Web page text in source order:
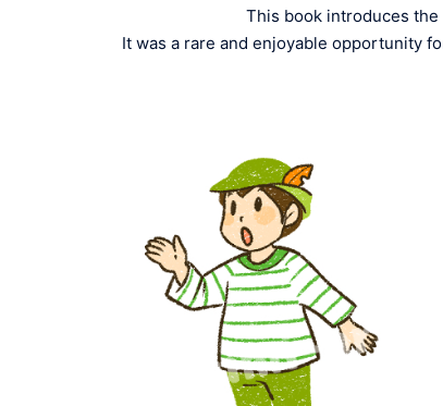
This book introduces the
It was a rare and enjoyable opportunity